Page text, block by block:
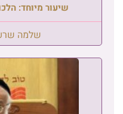
שיעור מיוחד:
שלמה